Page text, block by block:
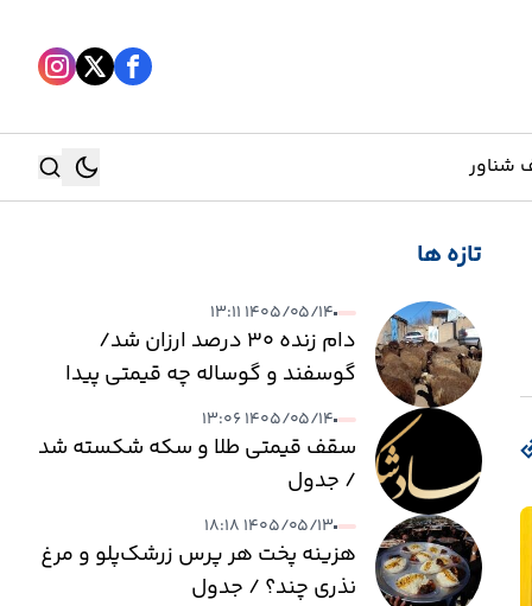
شناور
جستجو
تازه ها
۱۴۰۵/۰۵/۱۴ ۱۳:۱۱
دام زنده ۳۰ درصد ارزان شد/
گوسفند و گوساله چه قیمتی پیدا
کرد؟
۱۴۰۵/۰۵/۱۴ ۱۳:۰۶
سقف قیمتی طلا و سکه شکسته شد
/ جدول
۱۴۰۵/۰۵/۱۳ ۱۸:۱۸
هزینه پخت هر پرس زرشک‌پلو و مرغ
نذری چند؟ / جدول